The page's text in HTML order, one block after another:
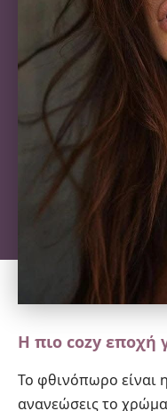
Η πιο cozy εποχή
Το φθινόπωρο είναι
ανανεώσεις το